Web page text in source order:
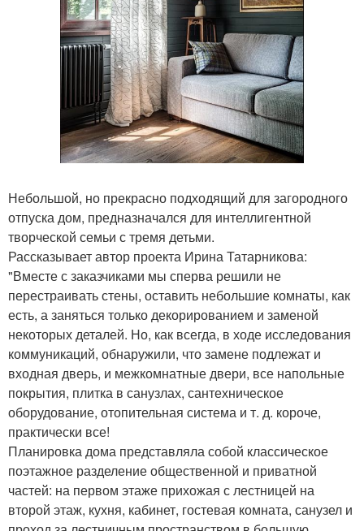
Небольшой, но прекрасно подходящий для загородного
отпуска дом, предназначался для интеллигентной
творческой семьи с тремя детьми.
Рассказывает автор проекта Ирина Татарникова:
"Вместе с заказчиками мы сперва решили не
перестраивать стены, оставить небольшие комнаты, как
есть, а заняться только декорированием и заменой
некоторых деталей. Но, как всегда, в ходе исследования
коммуникаций, обнаружили, что замене подлежат и
входная дверь, и межкомнатные двери, все напольные
покрытия, плитка в санузлах, сантехническое
оборудование, отопительная система и т. д. короче,
практически все!
Планировка дома представляла собой классическое
поэтажное разделение общественной и приватной
частей: на первом этаже прихожая с лестницей на
второй этаж, кухня, кабинет, гостевая комната, санузел и